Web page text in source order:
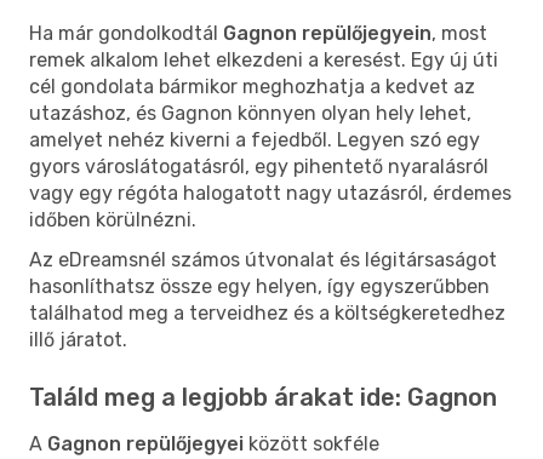
Ha már gondolkodtál Gagnon repülőjegyein, most
remek alkalom lehet elkezdeni a keresést. Egy új úti
cél gondolata bármikor meghozhatja a kedvet az
utazáshoz, és Gagnon könnyen olyan hely lehet,
amelyet nehéz kiverni a fejedből. Legyen szó egy
gyors városlátogatásról, egy pihentető nyaralásról
vagy egy régóta halogatott nagy utazásról, érdemes
időben körülnézni.
Az eDreamsnél számos útvonalat és légitársaságot
hasonlíthatsz össze egy helyen, így egyszerűbben
találhatod meg a terveidhez és a költségkeretedhez
illő járatot.
Találd meg a legjobb árakat ide: Gagnon
A Gagnon repülőjegyei között sokféle